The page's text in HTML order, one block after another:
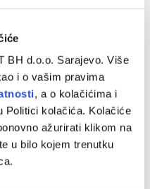
BH d.o.o. Sarajevo. Više
i o vašim pravima
, a o kolačićima i
Politici kolačića. Kolačiće
ažurirati klikom na
u bilo kojem trenutku
protiv Radnika,